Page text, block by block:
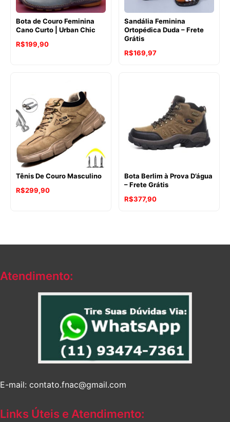
Bota de Couro Feminina
Cano Curto | Urban Chic
R$199,90
Sandália Feminina
Ortopédica Duda – Frete
Grátis
R$169,97
Tênis De Couro Masculino
R$299,90
Bota Berlim à Prova D’água
– Frete Grátis
R$377,90
Atendimento:
E-mail: contato.fnac@gmail.com
Links Úteis e Atendimento: